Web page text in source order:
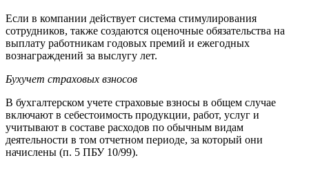
Если в компании действует система стимулирования
сотрудников, также создаются оценочные обязательства на
выплату работникам годовых премий и ежегодных
вознаграждений за выслугу лет.
Бухучет страховых взносов
В бухгалтерском учете страховые взносы в общем случае
включают в себестоимость продукции, работ, услуг и
учитывают в составе расходов по обычным видам
деятельности в том отчетном периоде, за который они
начислены (п. 5 ПБУ 10/99).